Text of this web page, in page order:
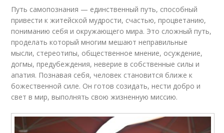
Путь самопознания — единственный путь, способный
привести к житейской мудрости, счастью, процветанию,
пониманию себя и окружающего мира. Это сложный путь,
проделать который многим мешают неправильные
мысли, стереотипы, общественное мнение, осуждение,
догмы, предубеждения, неверие в собственные силы и
апатия. Познавая себя, человек становится ближе к
божественной силе. Он готов созидать, нести добро и
свет в мир, выполнять свою жизненную миссию.